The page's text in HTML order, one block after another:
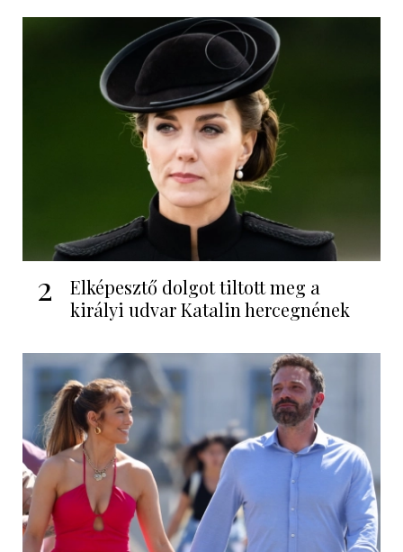
2
Elképesztő dolgot tiltott meg a
királyi udvar Katalin hercegnének